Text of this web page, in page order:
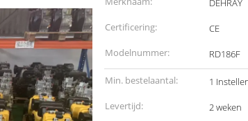
DEHRAY
Certificering:
CE
Modelnummer:
RD186F
Min. bestelaantal:
1
Levertijd:
2 weken